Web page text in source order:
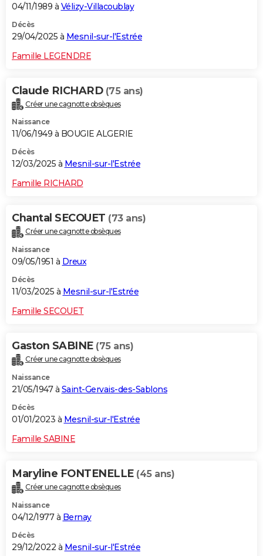
04/11/1989 à Vélizy-Villacoublay
Décès
29/04/2025 à Mesnil-sur-l'Estrée
Famille LEGENDRE
Claude RICHARD (75 ans)
Créer une cagnotte obsèques
Naissance
11/06/1949 à BOUGIE ALGERIE
Décès
12/03/2025 à Mesnil-sur-l'Estrée
Famille RICHARD
Chantal SECOUET (73 ans)
Créer une cagnotte obsèques
Naissance
09/05/1951 à Dreux
Décès
11/03/2025 à Mesnil-sur-l'Estrée
Famille SECOUET
Gaston SABINE (75 ans)
Créer une cagnotte obsèques
Naissance
21/05/1947 à Saint-Gervais-des-Sablons
Décès
01/01/2023 à Mesnil-sur-l'Estrée
Famille SABINE
Maryline FONTENELLE (45 ans)
Créer une cagnotte obsèques
Naissance
04/12/1977 à Bernay
Décès
29/12/2022 à Mesnil-sur-l'Estrée